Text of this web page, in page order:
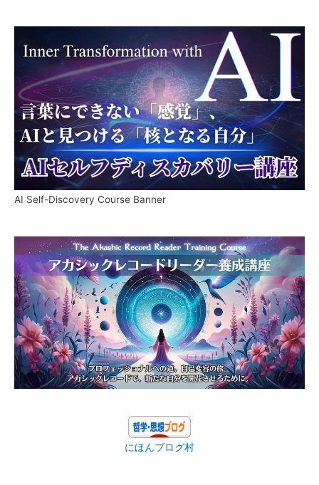
AI Self-Discovery Course Banner
にほんブログ村